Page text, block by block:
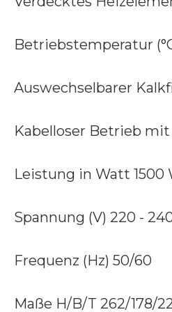
Betriebstemperatur
Auswechselbarer
Kabelloser Betrieb mit
Leistung in Watt 1500
Spannung (V) 220 -
Frequenz (Hz) 50/60
Maße H/B/T 262/178/